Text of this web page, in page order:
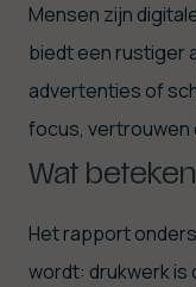
Mensen zijn
biedt een rustiger
advertenties of
focus, vertrouwen
Wat
Het rapport
wordt: drukwerk is